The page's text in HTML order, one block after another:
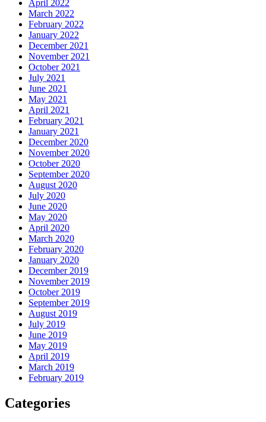
April 2022
March 2022
February 2022
January 2022
December 2021
November 2021
October 2021
July 2021
June 2021
May 2021
April 2021
February 2021
January 2021
December 2020
November 2020
October 2020
September 2020
August 2020
July 2020
June 2020
May 2020
April 2020
March 2020
February 2020
January 2020
December 2019
November 2019
October 2019
September 2019
August 2019
July 2019
June 2019
May 2019
April 2019
March 2019
February 2019
Categories